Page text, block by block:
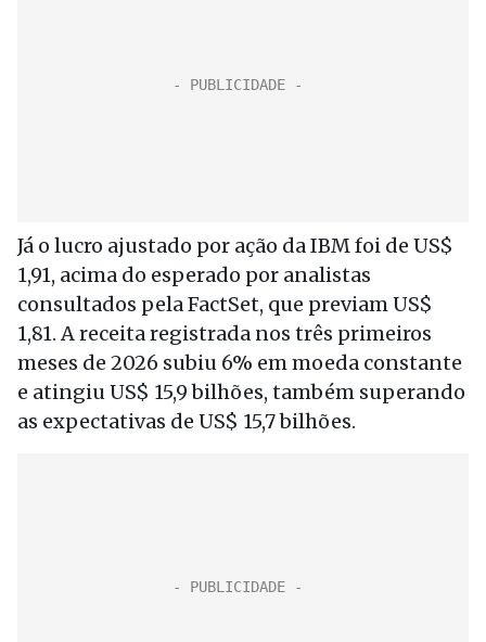
Já o lucro ajustado por ação da IBM foi de US$
1,91, acima do esperado por analistas
consultados pela FactSet, que previam US$
1,81. A receita registrada nos três primeiros
meses de 2026 subiu 6% em moeda constante
e atingiu US$ 15,9 bilhões, também superando
as expectativas de US$ 15,7 bilhões.